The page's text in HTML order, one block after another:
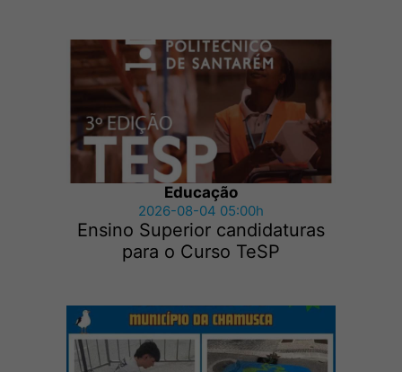
Educação
2026-08-04 05:00h
Ensino Superior candidaturas
para o Curso TeSP